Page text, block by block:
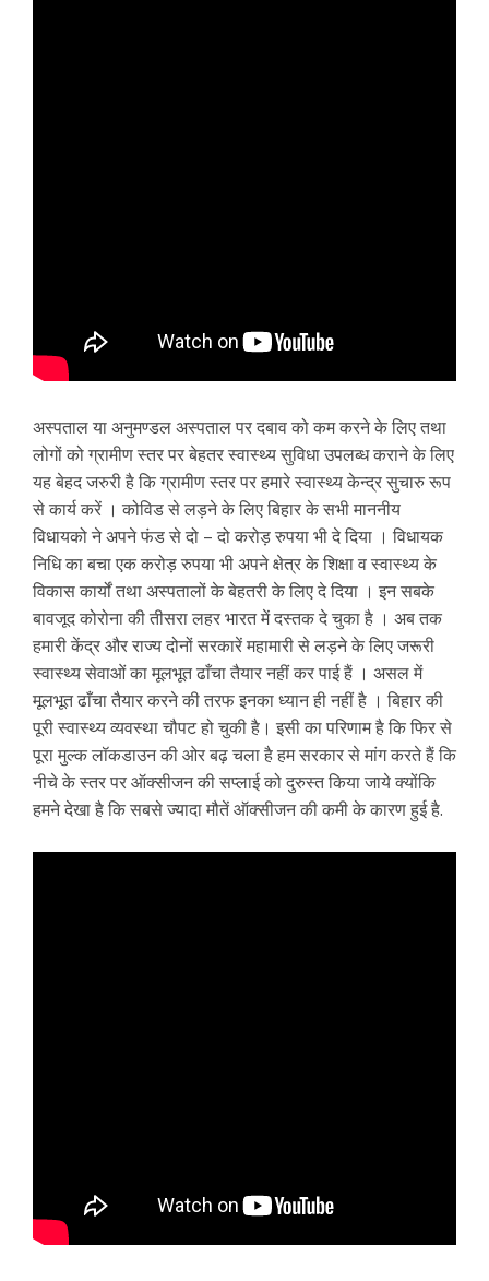
अस्पताल या अनुमण्डल अस्पताल पर दबाव को कम करने के लिए तथा
लोगों को ग्रामीण स्तर पर बेहतर स्वास्थ्य सुविधा उपलब्ध कराने के लिए
यह बेहद जरुरी है कि ग्रामीण स्तर पर हमारे स्वास्थ्य केन्द्र सुचारु रूप
से कार्य करें । कोविड से लड़ने के लिए बिहार के सभी माननीय
विधायको ने अपने फंड से दो – दो करोड़ रुपया भी दे दिया । विधायक
निधि का बचा एक करोड़ रुपया भी अपने क्षेत्र के शिक्षा व स्वास्थ्य के
विकास कार्यों तथा अस्पतालों के बेहतरी के लिए दे दिया । इन सबके
बावजूद कोरोना की तीसरा लहर भारत में दस्तक दे चुका है । अब तक
हमारी केंद्र और राज्य दोनों सरकारें महामारी से लड़ने के लिए जरूरी
स्वास्थ्य सेवाओं का मूलभूत ढाँचा तैयार नहीं कर पाई हैं । असल में
मूलभूत ढाँचा तैयार करने की तरफ इनका ध्यान ही नहीं है । बिहार की
पूरी स्वास्थ्य व्यवस्था चौपट हो चुकी है। इसी का परिणाम है कि फिर से
पूरा मुल्क लॉकडाउन की ओर बढ़ चला है हम सरकार से मांग करते हैं कि
नीचे के स्तर पर ऑक्सीजन की सप्लाई को दुरुस्त किया जाये क्योंकि
हमने देखा है कि सबसे ज्यादा मौतें ऑक्सीजन की कमी के कारण हुई है.